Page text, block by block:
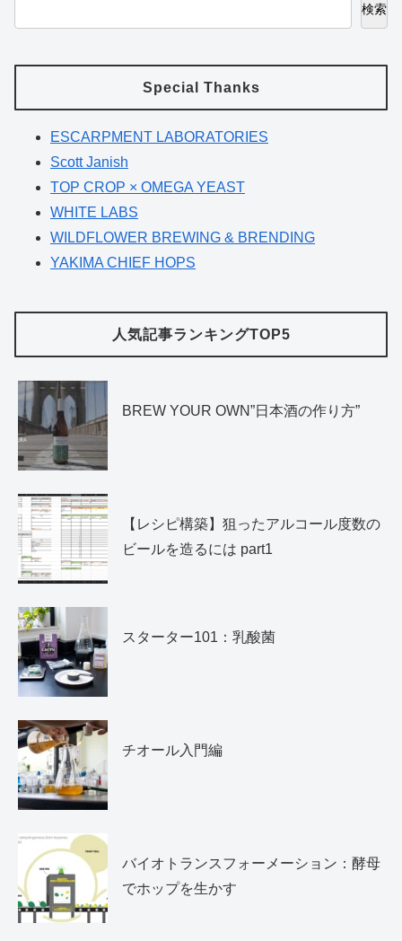
検索
Special Thanks
ESCARPMENT LABORATORIES
Scott Janish
TOP CROP × OMEGA YEAST
WHITE LABS
WILDFLOWER BREWING & BRENDING
YAKIMA CHIEF HOPS
人気記事ランキングTOP5
BREW YOUR OWN”日本酒の作り方”
【レシピ構築】狙ったアルコール度数の
ビールを造るには part1
スターター101：乳酸菌
チオール入門編
バイオトランスフォーメーション：酵母
でホップを生かす